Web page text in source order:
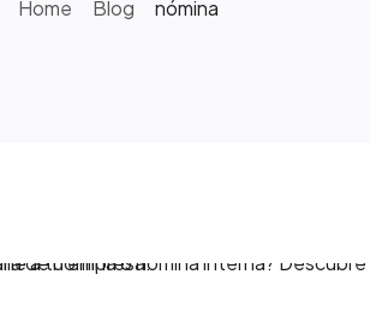
Home Blog nómina